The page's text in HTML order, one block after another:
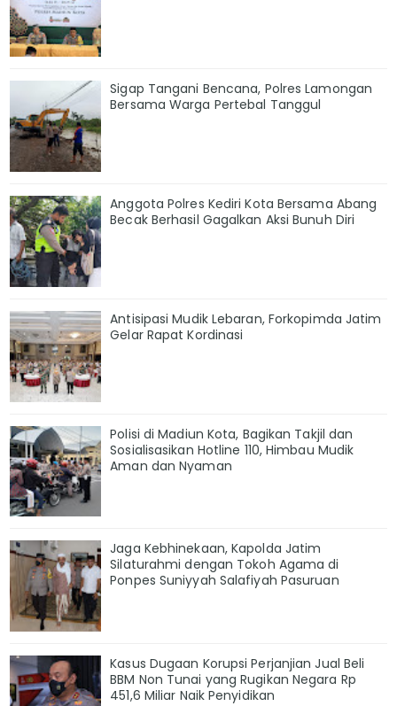
Sigap Tangani Bencana, Polres Lamongan
Bersama Warga Pertebal Tanggul
Anggota Polres Kediri Kota Bersama Abang
Becak Berhasil Gagalkan Aksi Bunuh Diri
Antisipasi Mudik Lebaran, Forkopimda Jatim
Gelar Rapat Kordinasi
Polisi di Madiun Kota, Bagikan Takjil dan
Sosialisasikan Hotline 110, Himbau Mudik
Aman dan Nyaman
Jaga Kebhinekaan, Kapolda Jatim
Silaturahmi dengan Tokoh Agama di
Ponpes Suniyyah Salafiyah Pasuruan
Kasus Dugaan Korupsi Perjanjian Jual Beli
BBM Non Tunai yang Rugikan Negara Rp
451,6 Miliar Naik Penyidikan